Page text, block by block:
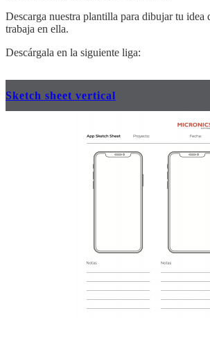
Descarga nuestra plantilla para dibujar tu idea
trabaja en ella.
Descárgala en la siguiente liga:
Sketch sheet vertical